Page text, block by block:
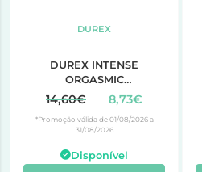
DUREX
DUREX INTENSE
ORGASMIC
PRESERVATIVOS 12
UNIDADES
14,60€ 8,73€
*Promoção válida de 01/08/2026 a
31/08/2026
Disponível